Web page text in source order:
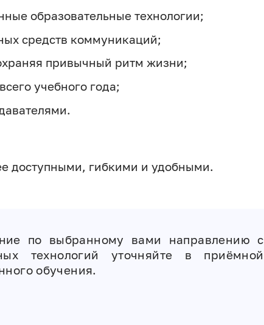
образовательные технологии;
средств коммуникаций;
привычный ритм жизни;
учебного года;
доступными, гибкими и удобными.
по выбранному вами направлению с
технологий уточняйте в приёмной
обучения.